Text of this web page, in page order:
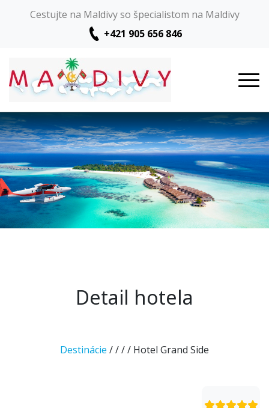
Cestujte na Maldivy so špecialistom na Maldivy
+421 905 656 846
Detail hotela
Destinácie //// Hotel Grand Side